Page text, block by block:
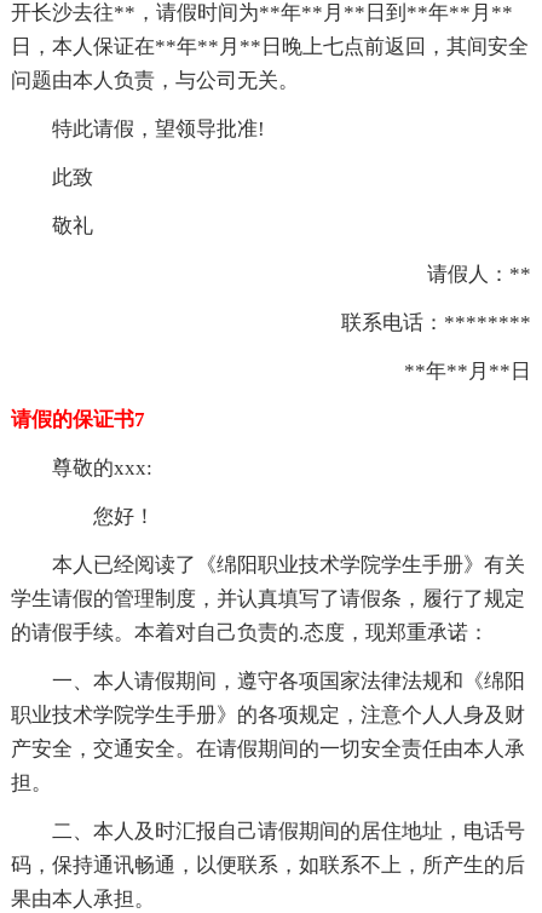
开长沙去往**，请假时间为**年**月**日到**年**月**
日，本人保证在**年**月**日晚上七点前返回，其间安全
问题由本人负责，与公司无关。
特此请假，望领导批准!
此致
敬礼
请假人：**
联系电话：********
**年**月**日
请假的保证书7
尊敬的xxx:
您好！
本人已经阅读了《绵阳职业技术学院学生手册》有关
学生请假的管理制度，并认真填写了请假条，履行了规定
的请假手续。本着对自己负责的.态度，现郑重承诺：
一、本人请假期间，遵守各项国家法律法规和《绵阳
职业技术学院学生手册》的各项规定，注意个人人身及财
产安全，交通安全。在请假期间的一切安全责任由本人承
担。
二、本人及时汇报自己请假期间的居住地址，电话号
码，保持通讯畅通，以便联系，如联系不上，所产生的后
果由本人承担。